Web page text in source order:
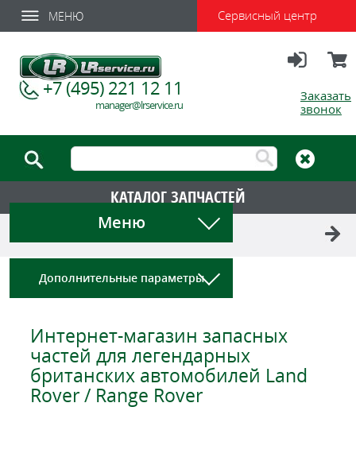
МЕНЮ Сервисный центр
Заказать
звонок
+7 (495) 221 12 11
manager@lrservice.ru
КАТАЛОГ ЗАПЧАСТЕЙ
АКЦИИ И СПЕЦПРЕДЛОЖЕНИЯ
Меню
Дополнительные параметры
Интернет-магазин запасных
частей для легендарных
британских автомобилей Land
Rover / Range Rover